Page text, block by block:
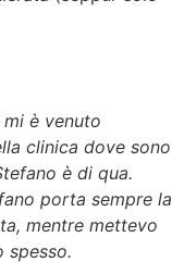
è venuto
clinica dove sono
è di qua.
porta sempre la
mentre mettevo
spesso.